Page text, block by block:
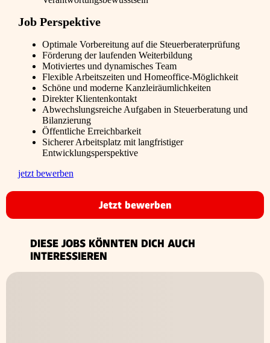
Job Perspektive
Optimale Vorbereitung auf die Steuerberaterprüfung
Förderung der laufenden Weiterbildung
Motiviertes und dynamisches Team
Flexible Arbeitszeiten und Homeoffice-Möglichkeit
Schöne und moderne Kanzleiräumlichkeiten
Direkter Klientenkontakt
Abwechslungsreiche Aufgaben in Steuerberatung und
Bilanzierung
Öffentliche Erreichbarkeit
Sicherer Arbeitsplatz mit langfristiger
Entwicklungsperspektive
jetzt bewerben
Jetzt bewerben
DIESE JOBS KÖNNTEN DICH AUCH
INTERESSIEREN